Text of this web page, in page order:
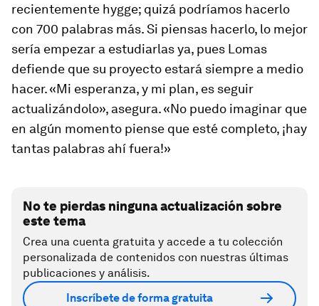
recientemente hygge; quizá podríamos hacerlo
con 700 palabras más. Si piensas hacerlo, lo mejor
sería empezar a estudiarlas ya, pues Lomas
defiende que su proyecto estará siempre a medio
hacer. «Mi esperanza, y mi plan, es seguir
actualizándolo», asegura. «No puedo imaginar que
en algún momento piense que esté completo, ¡hay
tantas palabras ahí fuera!»
No te pierdas ninguna actualización sobre
este tema
Crea una cuenta gratuita y accede a tu colección
personalizada de contenidos con nuestras últimas
publicaciones y análisis.
Inscríbete de forma gratuita